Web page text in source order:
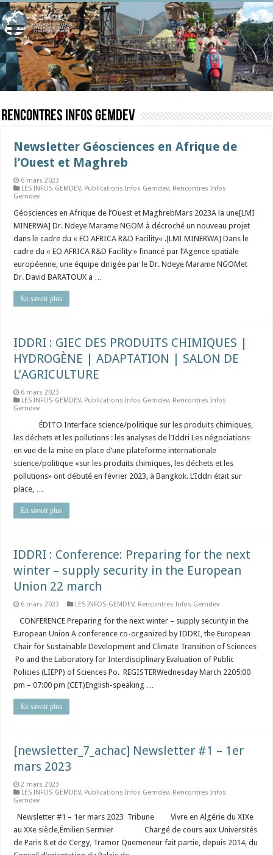
Rencontres Infos Gemdev
Newsletter Géosciences en Afrique de
l’Ouest et Maghreb
6 mars 2023
LES INFOS-GEMDEV, Publications Infos Gemdev, Rencontres Infos
Gemdev
Géosciences en Afrique de l’Ouest et MaghrebMars 2023A la une[LMI
MINERWA] Dr. Ndeye Marame NGOM à décroché un nouveau projet
dans le cadre du « EO AFRICA R&D Facility« .[LMI MINERWA] Dans le
cadre du « EO AFRICA R&D Facility » financé par l’Agence spatiale
européenne, une équipe dirigée par le Dr. Ndeye Marame NGOMet
Dr. David BARATOUX a …
En savoir plus
IDDRI : GIEC DES PRODUITS CHIMIQUES |
HYDROGÈNE | ADAPTATION | SALON DE
L’AGRICULTURE
6 mars 2023
LES INFOS-GEMDEV, Publications Infos Gemdev, Rencontres Infos
Gemdev
⠀ ⠀ ⠀ ÉDITO Interface science/politique sur les produits chimiques,
les déchets et les pollutions : les analyses de l’Iddri Les négociations
en vue de la mise en place d’une plateforme internationale
science/politique «sur les produits chimiques, les déchets et les
pollutions» ont débuté en février 2023, à Bangkok. L’Iddri était sur
place, …
En savoir plus
IDDRI : Conference: Preparing for the next
winter – supply security in the European
Union 22 march
6 mars 2023 LES INFOS-GEMDEV, Rencontres Infos Gemdev
CONFERENCE Preparing for the next winter – supply security in the
European Union A conference co-organized by IDDRI, the European
Chair for Sustainable Development and Climate Transition of Sciences
Po and the Laboratory for Interdisciplinary Evaluation of Public
Policies (LIEPP) of Sciences Po. REGISTERWednesday March 2205:00
pm – 07:00 pm (CET)English-speaking …
En savoir plus
[newsletter_7_achac] Newsletter #1 – 1er
mars 2023
2 mars 2023
LES INFOS-GEMDEV, Publications Infos Gemdev, Rencontres Infos
Gemdev
Newsletter #1 – 1er mars 2023 Tribune Vivre en Algérie du XIXe
au XXe siècle,Émilien Sermier Chargé de cours aux Universités
de Paris 8 et de Cergy, Tramor Quemeneur fait partie, depuis 2014, du